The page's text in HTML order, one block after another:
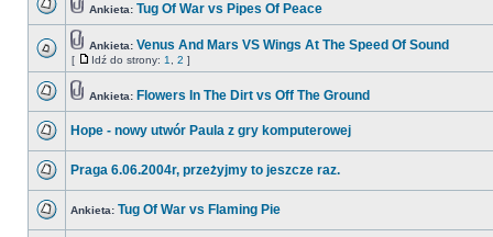
Ankieta: Tug Of War vs Pipes Of Peace
Ankieta: Venus And Mars VS Wings At The Speed Of Sound
[ Idź do strony: 1 2 ]
Ankieta: Flowers In The Dirt vs Off The Ground
Hope - nowy utwór Paula z gry komputerowej
Praga 6.06.2004r, przeżyjmy to jeszcze raz.
Ankieta: Tug Of War vs Flaming Pie